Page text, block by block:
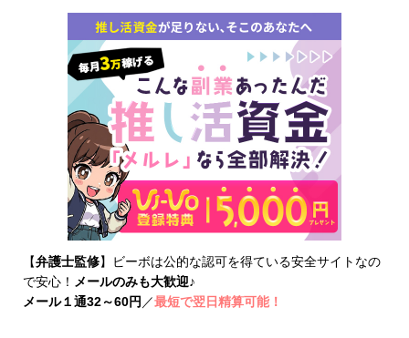
【弁護士監修】ビーボは公的な認可を得ている安全サイトなの
で安心！ メールのみも大歓迎♪
メール１通32～60円 ／最短で翌日精算可能！